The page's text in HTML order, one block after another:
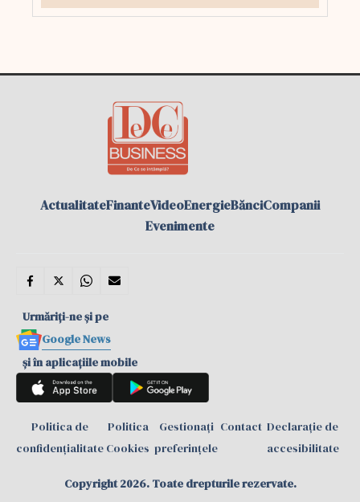
ActualitateFinanteVideoEnergieBănciCompanii
Evenimente
Urmăriți-ne și pe
Google News
și în aplicațiile mobile
Politica de
confidențialitate
Politica
Cookies
Gestionați
preferințele
Contact Declarație de
accesibilitate
Copyright 2026. Toate drepturile rezervate.